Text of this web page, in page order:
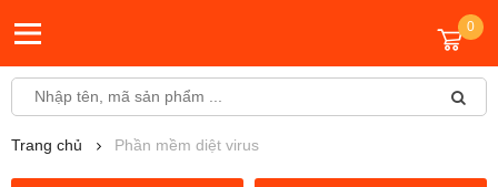
0
Trang chủ Phần mềm diệt virus